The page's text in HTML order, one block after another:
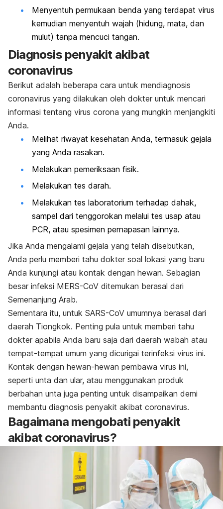
Menyentuh permukaan benda yang terdapat virus
kemudian menyentuh wajah (hidung, mata, dan
mulut) tanpa mencuci tangan.
Diagnosis penyakit akibat
coronavirus
Berikut adalah beberapa cara untuk mendiagnosis
coronavirus yang dilakukan oleh dokter untuk mencari
informasi tentang virus corona yang mungkin menjangkiti
Anda.
Melihat riwayat kesehatan Anda, termasuk gejala
yang Anda rasakan.
Melakukan pemeriksaan fisik.
Melakukan tes darah.
Melakukan tes laboratorium terhadap dahak,
sampel dari tenggorokan melalui tes usap atau
PCR, atau spesimen pernapasan lainnya.
Jika Anda mengalami gejala yang telah disebutkan,
Anda perlu memberi tahu dokter soal lokasi yang baru
Anda kunjungi atau kontak dengan hewan. Sebagian
besar infeksi MERS-CoV ditemukan berasal dari
Semenanjung Arab.
Sementara itu, untuk SARS-CoV umumnya berasal dari
daerah Tiongkok. Penting pula untuk memberi tahu
dokter apabila Anda baru saja dari daerah wabah atau
tempat-tempat umum yang dicurigai terinfeksi virus ini.
Kontak dengan hewan-hewan pembawa virus ini,
seperti unta dan ular, atau menggunakan produk
berbahan unta juga penting untuk disampaikan demi
membantu diagnosis penyakit akibat coronavirus.
Bagaimana mengobati penyakit
akibat coronavirus?